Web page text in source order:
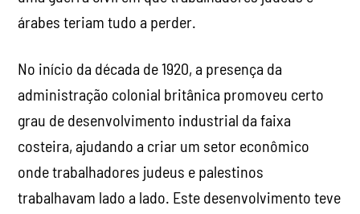
árabes teriam tudo a perder.
No início da década de 1920, a presença da
administração colonial britânica promoveu certo
grau de desenvolvimento industrial da faixa
costeira, ajudando a criar um setor econômico
onde trabalhadores judeus e palestinos
trabalhavam lado a lado. Este desenvolvimento teve